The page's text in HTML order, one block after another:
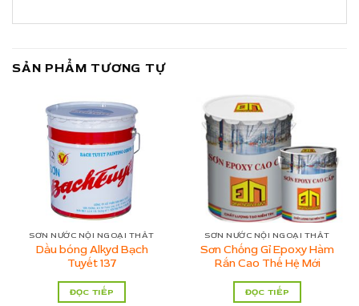
SẢN PHẨM TƯƠNG TỰ
SƠN NƯỚC NỘI NGOẠI THẤT
Dầu bóng Alkyd Bạch
Tuyết 137
ĐỌC TIẾP
SƠN NƯỚC NỘI NGOẠI THẤT
Sơn Chống Gỉ Epoxy Hàm
Rắn Cao Thế Hệ Mới
ĐỌC TIẾP